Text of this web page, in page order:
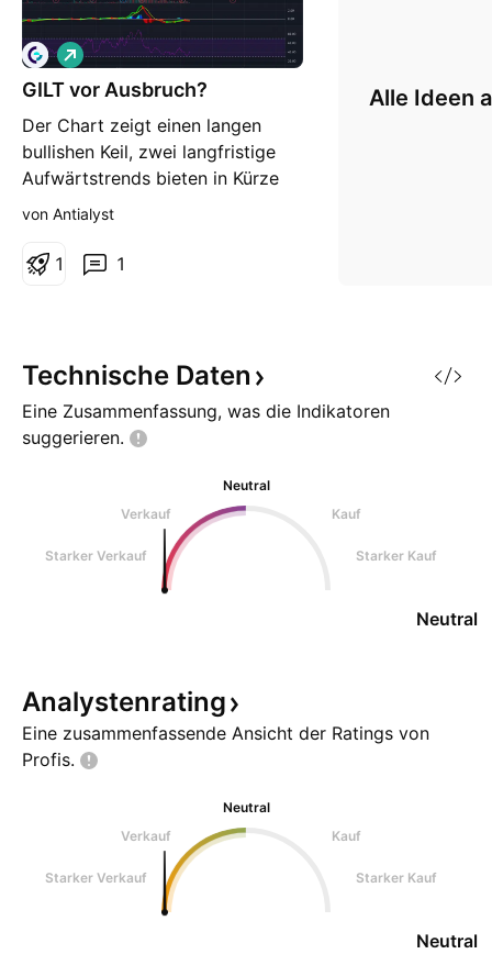
GILT vor Ausbruch?
Der Chart zeigt einen langen
bullishen Keil, zwei langfristige
Aufwärtstrends bieten in Kürze
Unterstützung und könnten den
Zusätzlich könnte das Ende der
steigendem R&D Investit
L
o
n
von Antialyst
1
1
Alle Ideen
Technische Daten
Eine Zusammenfassung, was die Indikatoren
suggerieren.
Neutral
Verkauf
Kauf
Starker Verkauf Starker Kauf
Neutral
Analystenrating
Eine zusammenfassende Ansicht der Ratings von
Profis.
Neutral
Verkauf
Kauf
Starker Verkauf Starker Kauf
Neutral